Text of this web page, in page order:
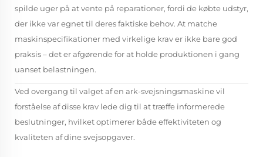
spilde uger på at vente på reparationer, fordi de købte udstyr,
der ikke var egnet til deres faktiske behov. At matche
maskinspecifikationer med virkelige krav er ikke bare god
praksis – det er afgørende for at holde produktionen i gang
uanset belastningen.
Ved overgang til valget af en ark-svejsningsmaskine vil
forståelse af disse krav lede dig til at træffe informerede
beslutninger, hvilket optimerer både effektiviteten og
kvaliteten af dine svejsopgaver.